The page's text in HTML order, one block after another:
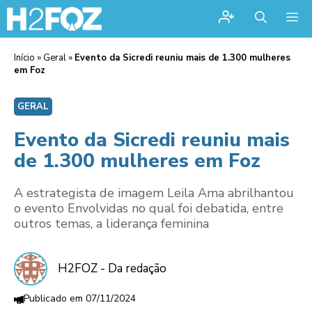
Início » Geral » Evento da Sicredi reuniu mais de 1.300 mulheres
em Foz
GERAL
Evento da Sicredi reuniu mais
de 1.300 mulheres em Foz
A estrategista de imagem Leila Ama abrilhantou
o evento Envolvidas no qual foi debatida, entre
outros temas, a liderança feminina
H2FOZ - Da redação
07/11/2024